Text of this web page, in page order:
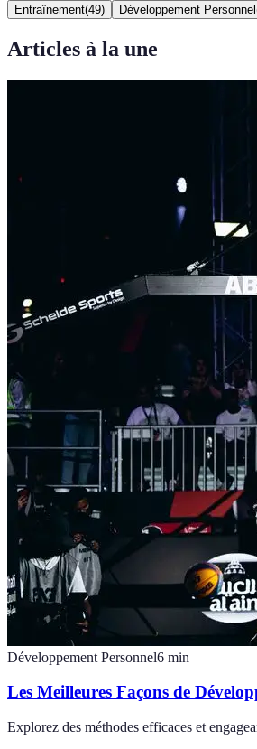
Entraînement(49) Développement Personnel
Articles à la une
Développement Personnel6 min
Les Meilleures Façons de
Explorez des méthodes efficaces et